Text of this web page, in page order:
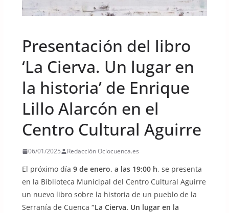
Presentación del libro
‘La Cierva. Un lugar en
la historia’ de Enrique
Lillo Alarcón en el
Centro Cultural Aguirre
06/01/2025 Redacción Ociocuenca.es
El próximo día 9 de enero, a las 19:00 h, se presenta
en la Biblioteca Municipal del Centro Cultural Aguirre
un nuevo libro sobre la historia de un pueblo de la
Serranía de Cuenca “La Cierva. Un lugar en la